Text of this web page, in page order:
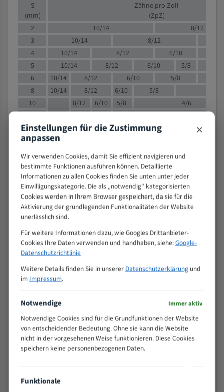
S
(mm)
Zähne pro Zoll
(ZpZ)
2
10/14
8/12
3
10/14 8/12
4
10/14 8/12 6/10
5
10/14 8/12 6/10
5/8
6
10/14 8/12 6/10
5/8
8
10/14 8/12 6/10 5/8
10
8/12 6/10 5/8
4/6
15
8/12 6/10
4/5
20
30
4/5
50
80
> 100
VOLLMATERIAL
M (mm)
Zoll (ZpZ))
>
25
10/14
15 - 40
8/12
25 - 50
80 - 180
3/4
130 -
350
2/3
200 -
Einstellungen für die Zustimmung
anpassen ×
Wir verwenden Cookies, damit Sie effizient navigieren und
bestimmte Funktionen ausführen können. Detaillierte
Informationen zu allen Cookies finden Sie unten unter jeder
Einwilligungskategorie. Die als „notwendig" kategorisierten
Cookies werden in Ihrem Browser gespeichert, da sie für die
Aktivierung der grundlegenden Funktionalitäten der Website
unerlässlich sind.
Für weitere Informationen dazu, wie Googles Drittanbieter-
Cookies Ihre Daten verwenden und handhaben, siehe:Google-
Datenschutzrichtlinie
Weitere Details finden Sie in unserer Datenschutzerklärungund
im Impressum.
Notwendige Immer aktiv
Notwendige Cookies sind für die Grundfunktionen der Website
von entscheidender Bedeutung. Ohne sie kann die Website
nicht in der vorgesehenen Weise funktionieren. Diese Cookies
speichern keine personenbezogenen Daten.
Funktionale